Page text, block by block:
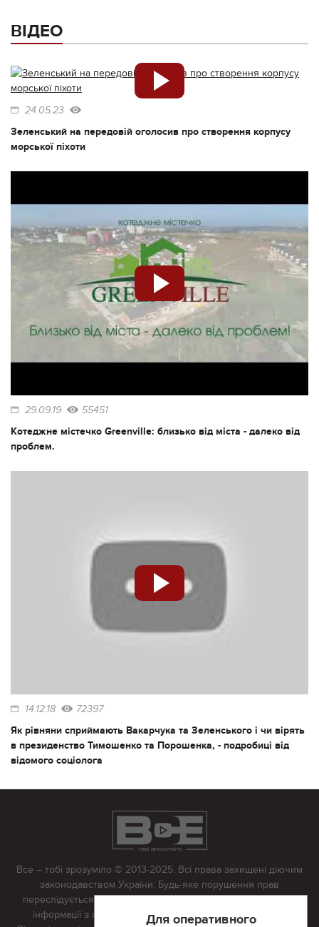
ВІДЕО
24.05.23
Зеленський на передовій оголосив про створення корпусу
морської піхоти
29.09.19 55451
Котеджне містечко Greenville: близько від міста - далеко від
проблем.
14.12.18 72397
Як рівняни сприймають Вакарчука та Зеленського і чи вірять
в президенство Тимошенко та Порошенка, - подробиці від
відомого соціолога
Для оперативного
Все – тобі зрозуміло © 2013-2025. Всі права захищені діючим
законодавством України. Будь-яке порушення прав
переслідується в судовому порядку. Будь-яке відтворення
інформації з сайту тільки з письмово дозволу редакції.